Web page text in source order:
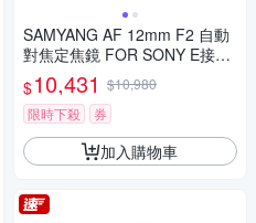
SAMYANG AF 12mm F2 自動
對焦定焦鏡 FOR SONY E接環
(公司貨)
$10,431 $10,980
限時下殺
券
加入購物車